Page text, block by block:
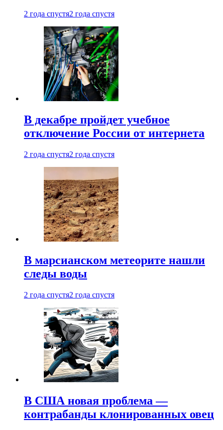
2 года спустя2 года спустя
В декабре пройдет учебное
отключение России от интернета
2 года спустя2 года спустя
В марсианском метеорите нашли
следы воды
2 года спустя2 года спустя
В США новая проблема —
контрабанды клонированных овец